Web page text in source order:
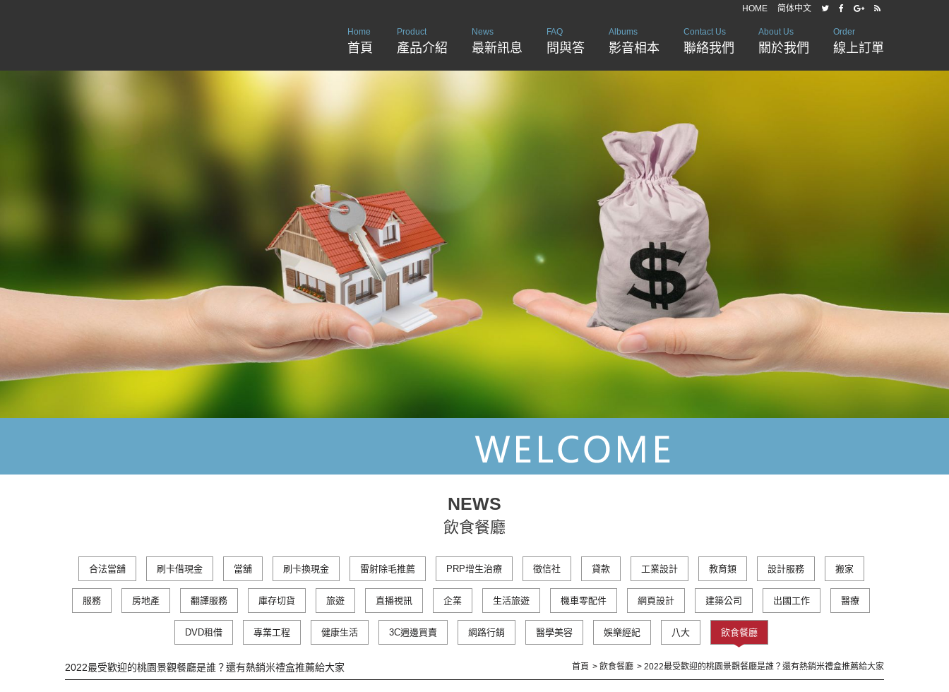
HOME 简体中文
Home
首頁
Product
產品介紹
News
最新訊息
FAQ
問與答
Albums
影音相本
Contact Us
聯絡我們
About Us
關於我們
Order
線上訂單
NEWS
飲食餐廳
合法當舖 刷卡借現金 當舖 刷卡換現金 雷射除毛推薦 PRP增生治療 徵信社 貸款 工業設計 教育類 設計服務 搬家
服務 房地產 翻譯服務 庫存切貨 旅遊 直播視訊 企業 生活旅遊 機車零配件 網頁設計 建築公司 出國工作 醫療
DVD租借 專業工程 健康生活 3C週邊買賣 網路行銷 醫學美容 娛樂經紀 八大 飲食餐廳
2022最受歡迎的桃園景觀餐廳是誰？還有熱銷米禮盒推薦給大家 首頁 飲食餐廳 2022最受歡迎的桃園景觀餐廳是誰？還有熱銷米禮盒推薦給大家